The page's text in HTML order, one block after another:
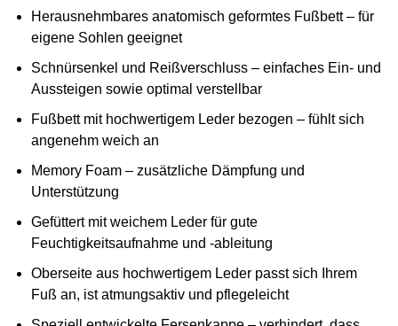
Herausnehmbares anatomisch geformtes Fußbett – für
eigene Sohlen geeignet
Schnürsenkel und Reißverschluss – einfaches Ein- und
Aussteigen sowie optimal verstellbar
Fußbett mit hochwertigem Leder bezogen – fühlt sich
angenehm weich an
Memory Foam – zusätzliche Dämpfung und
Unterstützung
Gefüttert mit weichem Leder für gute
Feuchtigkeitsaufnahme und -ableitung
Oberseite aus hochwertigem Leder passt sich Ihrem
Fuß an, ist atmungsaktiv und pflegeleicht